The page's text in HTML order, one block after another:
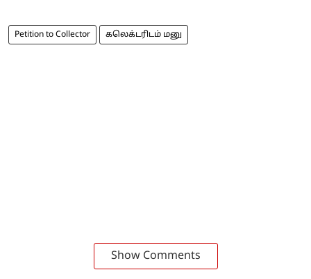
Petition to Collector கலெக்டரிடம் மனு
Show Comments